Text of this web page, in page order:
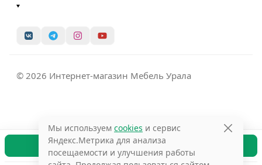
В корзину
© 2026 Интернет-магазин Мебель Урала
Мы используем cookies и сервис
Яндекс.Метрика для анализа
посещаемости и улучшения работы